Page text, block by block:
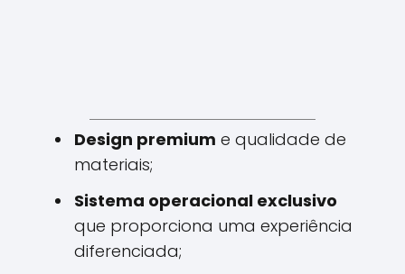
Design premium e qualidade de
materiais;
Sistema operacional exclusivo
que proporciona uma experiência
diferenciada;